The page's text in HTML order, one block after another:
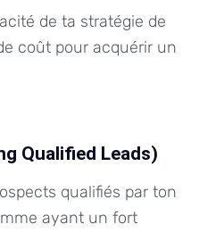
de ta stratégie de
coût pour acquérir un
Qualified Leads)
qualifiés par ton
ayant un fort